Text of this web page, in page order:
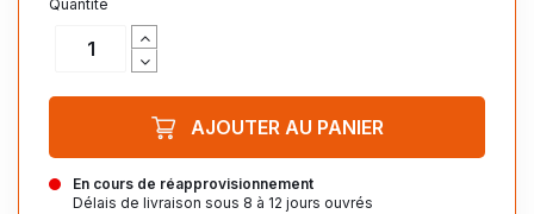
Quantité
En cours de réapprovisionnement
Délais de livraison sous 8 à 12 jours ouvrés
AJOUTER AU PANIER